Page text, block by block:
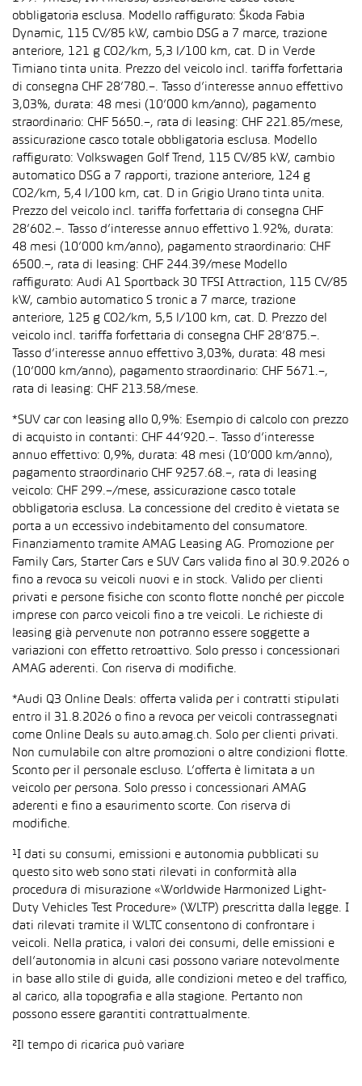
obbligatoria esclusa. Modello raffigurato: Škoda Fabia
Dynamic, 115 CV/85 kW, cambio DSG a 7 marce, trazione
anteriore, 121 g CO2/km, 5,3 l/100 km, cat. D in Verde
Timiano tinta unita. Prezzo del veicolo incl. tariffa forfettaria
di consegna CHF 28’780.–. Tasso d’interesse annuo effettivo
3,03%, durata: 48 mesi (10’000 km/anno), pagamento
straordinario: CHF 5650.–, rata di leasing: CHF 221.85/mese,
assicurazione casco totale obbligatoria esclusa. Modello
raffigurato: Volkswagen Golf Trend, 115 CV/85 kW, cambio
automatico DSG a 7 rapporti, trazione anteriore, 124 g
CO2/km, 5,4 l/100 km, cat. D in Grigio Urano tinta unita.
Prezzo del veicolo incl. tariffa forfettaria di consegna CHF
28’602.–. Tasso d’interesse annuo effettivo 1.92%, durata:
48 mesi (10’000 km/anno), pagamento straordinario: CHF
6500.–, rata di leasing: CHF 244.39/mese Modello
raffigurato: Audi A1 Sportback 30 TFSI Attraction, 115 CV/85
kW, cambio automatico S tronic a 7 marce, trazione
anteriore, 125 g CO2/km, 5,5 l/100 km, cat. D. Prezzo del
veicolo incl. tariffa forfettaria di consegna CHF 28’875.–.
Tasso d’interesse annuo effettivo 3,03%, durata: 48 mesi
(10’000 km/anno), pagamento straordinario: CHF 5671.–,
rata di leasing: CHF 213.58/mese.
*SUV car con leasing allo 0,9%: Esempio di calcolo con prezzo
di acquisto in contanti: CHF 44’920.–. Tasso d’interesse
annuo effettivo: 0,9%, durata: 48 mesi (10’000 km/anno),
pagamento straordinario CHF 9257.68.–, rata di leasing
veicolo: CHF 299.–/mese, assicurazione casco totale
obbligatoria esclusa. La concessione del credito è vietata se
porta a un eccessivo indebitamento del consumatore.
Finanziamento tramite AMAG Leasing AG. Promozione per
Family Cars, Starter Cars e SUV Cars valida fino al 30.9.2026 o
fino a revoca su veicoli nuovi e in stock. Valido per clienti
privati e persone fisiche con sconto flotte nonché per piccole
imprese con parco veicoli fino a tre veicoli. Le richieste di
leasing già pervenute non potranno essere soggette a
variazioni con effetto retroattivo. Solo presso i concessionari
AMAG aderenti. Con riserva di modifiche.
*Audi Q3 Online Deals: offerta valida per i contratti stipulati
entro il 31.8.2026 o fino a revoca per veicoli contrassegnati
come Online Deals su auto.amag.ch. Solo per clienti privati.
Non cumulabile con altre promozioni o altre condizioni flotte.
Sconto per il personale escluso. L’offerta è limitata a un
veicolo per persona. Solo presso i concessionari AMAG
aderenti e fino a esaurimento scorte. Con riserva di
modifiche.
¹I dati su consumi, emissioni e autonomia pubblicati su
questo sito web sono stati rilevati in conformità alla
procedura di misurazione «Worldwide Harmonized Light-
Duty Vehicles Test Procedure» (WLTP) prescritta dalla legge. I
dati rilevati tramite il WLTC consentono di confrontare i
veicoli. Nella pratica, i valori dei consumi, delle emissioni e
dell’autonomia in alcuni casi possono variare notevolmente
in base allo stile di guida, alle condizioni meteo e del traffico,
al carico, alla topografia e alla stagione. Pertanto non
possono essere garantiti contrattualmente.
²Il tempo di ricarica può variare